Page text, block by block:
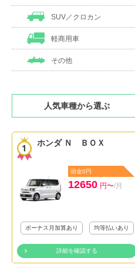
SUV／クロカン
軽商用車
その他
人気車種から選ぶ
ホンダ Ｎ ＢＯＸ
頭金0円
12650 円〜/月
ボーナス月加算あり 均等払いあり
詳細を確認する